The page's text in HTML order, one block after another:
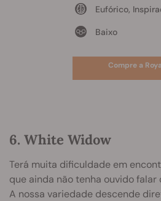
Eufórico,
Baixo
Compre a
6. White Widow
Terá muita dificuldade em
que ainda não tenha ouvido falar
A nossa variedade descende